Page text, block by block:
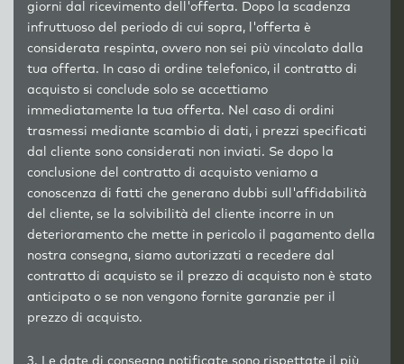
giorni dal ricevimento dell'offerta. Dopo la scadenza
infruttuoso del periodo di cui sopra, l'offerta è
considerata respinta, ovvero non sei più vincolato dalla
tua offerta. In caso di ordine telefonico, il contratto di
acquisto si conclude solo se accettiamo
immediatamente la tua offerta. Nel caso di ordini
trasmessi mediante scambio di dati, i prezzi specificati
dal cliente sono considerati non inviati. Se dopo la
conclusione del contratto di acquisto veniamo a
conoscenza di fatti che generano dubbi sull'affidabilità
del cliente, se la solvibilità del cliente incorre in un
deterioramento che mette in pericolo il pagamento della
nostra consegna, siamo autorizzati a recedere dal
contratto di acquisto se il prezzo di acquisto non è stato
anticipato o se non vengono fornite garanzie per il
prezzo di acquisto.
3. Le date di consegna notificate sono rispettate il più